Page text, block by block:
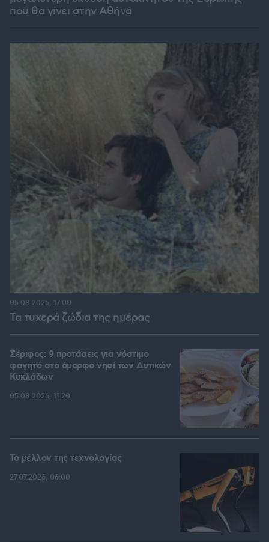
που θα γίνει στην Αθήνα
Τα τυχερά ζώδια της ημέρας
05.08.2026, 17:00
Σέριφος: 9 προτάσεις για νόστιμο
φαγητό στο όμορφο νησί των Δυτικών
Κυκλάδων
05.08.2026, 11:20
Το μέλλον της τεχνολογίας
27.07.2026, 06:00